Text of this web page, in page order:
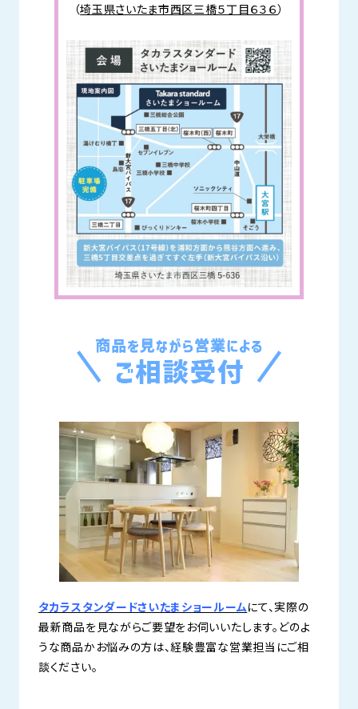
（埼玉県さいたま市西区三橋５丁目６３６）
タカラスタンダードさいたまショールームにて、実際の
最新商品を見ながらご要望をお伺いいたします。どのよ
うな商品かお悩みの方は、経験豊富な営業担当にご相
談ください。